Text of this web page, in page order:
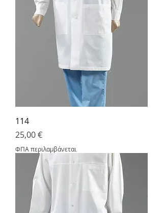
114
Τιμή
25,00 €
ΦΠΑ περιλαμβάνεται